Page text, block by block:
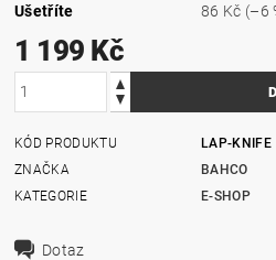
Ušetříte
86 Kč (–6
1 199 Kč
KÓD PRODUKTU
LAP-KNIFE
ZNAČKA
BAHCO
KATEGORIE
E-SHOP
Dotaz